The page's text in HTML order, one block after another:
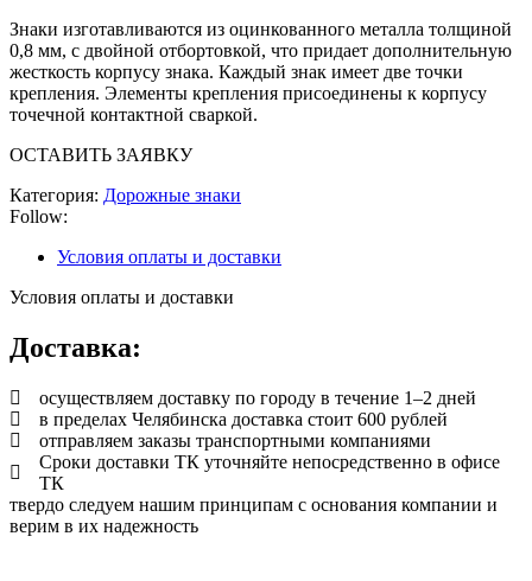
Знаки изготавливаются из оцинкованного металла толщиной
0,8 мм, с двойной отбортовкой, что придает дополнительную
жесткость корпусу знака. Каждый знак имеет две точки
крепления. Элементы крепления присоединены к корпусу
точечной контактной сваркой.
ОСТАВИТЬ ЗАЯВКУ
Категория: Дорожные знаки
Follow:
Условия оплаты и доставки
Условия оплаты и доставки
Доставка:
осуществляем доставку по городу в течение 1–2 дней
в пределах Челябинска доставка стоит 600 рублей
отправляем заказы транспортными компаниями
Сроки доставки ТК уточняйте непосредственно в офисе
ТК
твердо следуем нашим принципам с основания компании и
верим в их надежность